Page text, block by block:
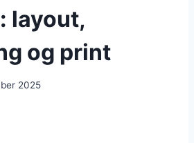
layout,
og print
2025